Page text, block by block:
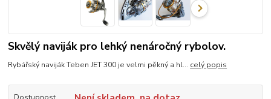
Skvělý naviják pro lehký nenáročný rybolov.
Rybářský naviják Teben JET 300 je velmi pěkný a hl... celý popis